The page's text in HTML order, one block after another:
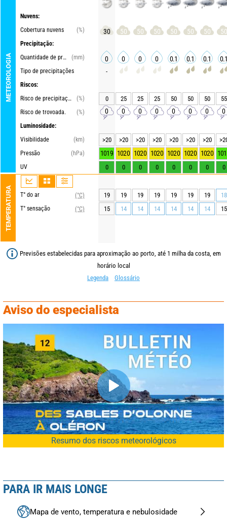
METEOROLOGIA
Nuvens:
Cobertura nuvens
(%)
Precipitação:
Quantidade de precipitações
(mm)
Tipo de precipitações
Riscos:
Risco de precipitações
(%)
Risco de trovoada.
(%)
Luminosidade:
Visibilidade
(km)
Pressão
(hPa)
UV
TEMPERATURA T° do ar
(°C)
T° sensação
(°C)
30 50 50 50 50 50 50 50
0 0 0 0 0.1 0.1 0.1
-
0 25 25 25 50 50 50 55
0 0 0 0 0 0 0 0
>20 >20 >20 >20 >20 >20 >20
1019 1020 1020 1020 1020 1020 1020
0 0 0 0 0 0 0 0
19 19 19 19 19 19 19
18
15
14 14 14 14 14 14 15
Previsões estabelecidas para aproximação ao porto, até 1 milha da costa, em
horário local
Legenda
Glossário
Aviso do especialista
Resumo dos riscos meteorológicos
PARA IR MAIS LONGE
Mapa de vento, temperatura e nebulosidade